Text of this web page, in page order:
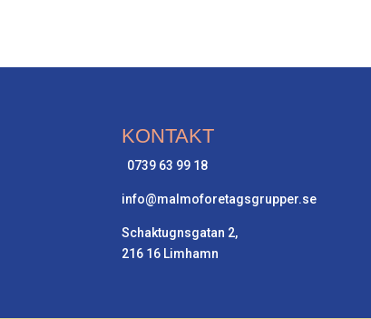
KONTAKT
0739 63 99 18
info@malmoforetagsgrupper.se
Schaktugnsgatan 2,
216 16 Limhamn